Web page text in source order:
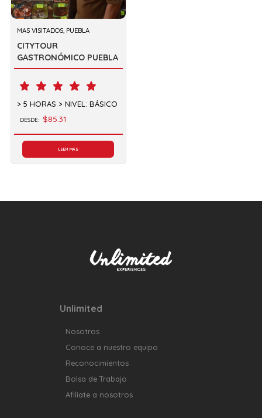
MAS VISITADOS, PUEBLA
CITYTOUR
GASTRONÓMICO PUEBLA
5 HORAS NIVEL: BÁSICO
DESDE: $85.31
LEER MÁS
Unlimited
Nosotros
Conoce a nuestro equipo
Reconocimientos
Bolsa de Trabajo
Afiliate a nosotros